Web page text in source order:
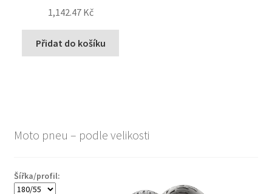
1,142.47 Kč
Přidat do košíku
Moto pneu – podle velikosti
Šířka/profil: